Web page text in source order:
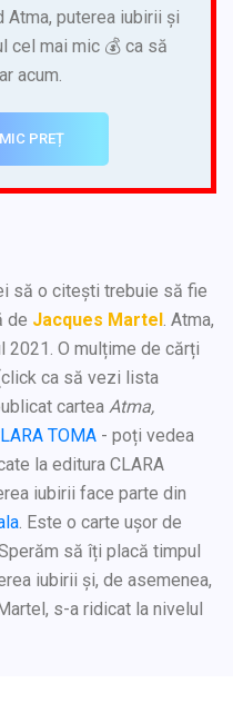
Atma, puterea iubirii și
cel mai mic 💰 ca să
acum.
PREȚ
să o citești trebuie să fie
de Jacques Martel . Atma,
2021. O mulțime de cărți
ca să vezi lista
cartea Atma,
TOMA - poți vedea
la editura CLARA
iubirii face parte din
. Este o carte ușor de
să îți placă timpul
iubirii și, de asemenea,
s-a ridicat la nivelul